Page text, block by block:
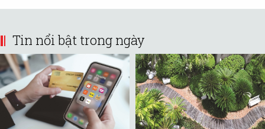
Tin nổi bật trong ngày